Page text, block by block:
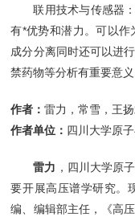
联用技术与传感器
有*优势和潜力。可以
成分分离同时还可以进
禁药物等分析有重要意义
作者：雷力，常雪，王
作者单位： 四川大学原
雷力 ，四川大学原
要开展高压谱学研究。
编、编辑部主任，《高